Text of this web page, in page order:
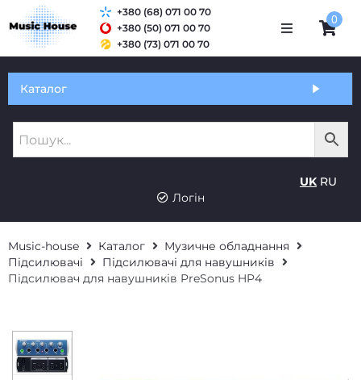
Оплата і доставка
+380 (68) 071 00 70
+380 (50) 071 00 70
+380 (73) 071 00 70
0
Каталог
UK RU
Логін
Music-house Каталог
Музичне обладнання
Підсилювачі
Підсилювачі для навушників
Підсилювач для навушників PreSonus HP4